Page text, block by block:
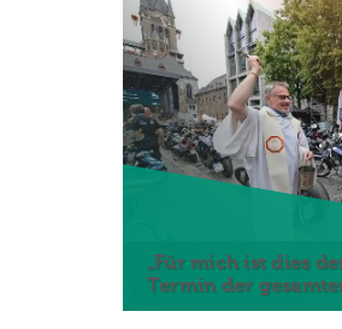
„Für mich ist dies
Termin der